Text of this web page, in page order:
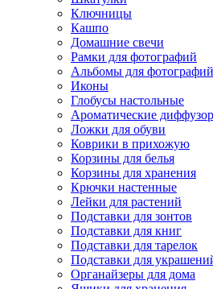
Ключницы
Кашпо
Домашние свечи
Рамки для фотографий
Альбомы для фотографий
Иконы
Глобусы настольные
Ароматические
Ложки для обуви
Коврики в прихожую
Корзины для белья
Корзины для хранения
Крючки настенные
Лейки для растений
Подставки для зонтов
Подставки для книг
Подставки для тарелок
Подставки для
Органайзеры для дома